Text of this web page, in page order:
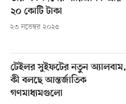
২০ কোটি টাকা
২৩ নভেম্বর ২০২৫
টেইলর সুইফটের নতুন অ্যালবাম,
কী বলছে আন্তর্জাতিক
গণমাধ্যমগুলো